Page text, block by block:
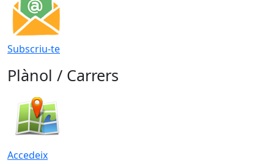
Subscriu-te
Plànol / Carrers
Accedeix